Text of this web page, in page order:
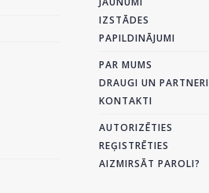
IZSTĀDES
PAPILDINĀJUMI
PAR MUMS
DRAUGI UN PARTNERI
KONTAKTI
AUTORIZĒTIES
REĢISTRĒTIES
AIZMIRSĀT PAROLI?